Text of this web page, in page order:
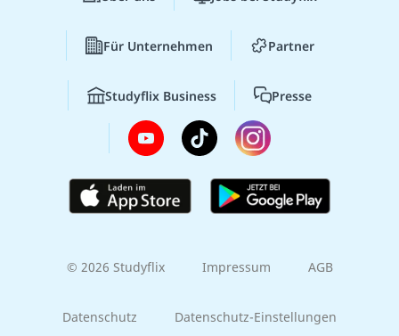
Für Unternehmen Partner
Studyflix Business Presse
© 2026 Studyflix Impressum AGB
Datenschutz Datenschutz-Einstellungen